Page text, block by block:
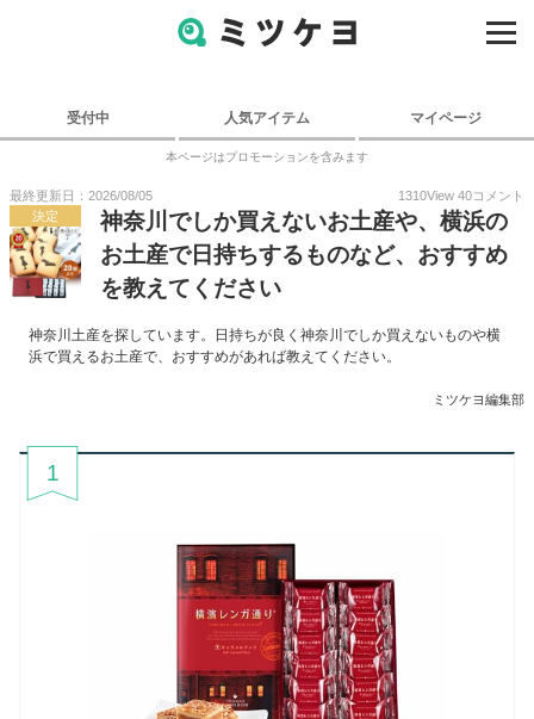
受付中 人気アイテム マイページ
本ページはプロモーションを含みます
最終更新日：2026/08/05 1310View 40コメント
決定
神奈川でしか買えないお土産や、横浜の
お土産で日持ちするものなど、おすすめ
を教えてください
神奈川土産を探しています。日持ちが良く神奈川でしか買えないものや横
浜で買えるお土産で、おすすめがあれば教えてください。
ミツケヨ編集部
1